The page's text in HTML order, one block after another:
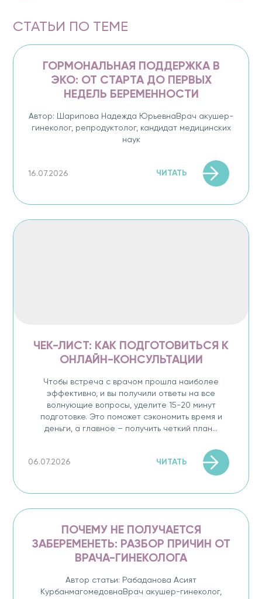
СТАТЬИ ПО ТЕМЕ
ГОРМОНАЛЬНАЯ ПОДДЕРЖКА В
ЭКО: ОТ СТАРТА ДО ПЕРВЫХ
НЕДЕЛЬ БЕРЕМЕННОСТИ
Автор: Шарипова Надежда ЮрьевнаВрач акушер-
гинеколог, репродуктолог, кандидат медицинских
наук
16.07.2026 ЧИТАТЬ
ЧЕК-ЛИСТ: КАК ПОДГОТОВИТЬСЯ К
ОНЛАЙН-КОНСУЛЬТАЦИИ
Чтобы встреча с врачом прошла наиболее
эффективно, и вы получили ответы на все
волнующие вопросы, уделите 15-20 минут
подготовке. Это поможет сэкономить время и
деньги, а главное – получить четкий план...
06.07.2026 ЧИТАТЬ
ПОЧЕМУ НЕ ПОЛУЧАЕТСЯ
ЗАБЕРЕМЕНЕТЬ: РАЗБОР ПРИЧИН ОТ
ВРАЧА-ГИНЕКОЛОГА
Автор статьи: Рабаданова Асият
КурбанмагомедовнаВрач акушер-гинеколог,